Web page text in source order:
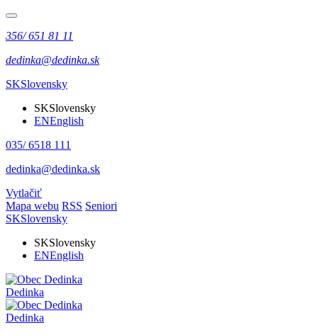
356/ 651 81 11
dedinka@dedinka.sk
SKSlovensky
SKSlovensky
ENEnglish
035/ 6518 111
dedinka@dedinka.sk
Vytlačiť
Mapa webu RSS Seniori
SKSlovensky
SKSlovensky
ENEnglish
Dedinka
Dedinka